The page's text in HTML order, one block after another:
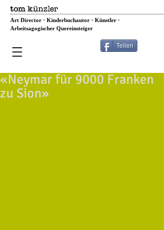
Teilen
Art Director · Kinderbuchautor · Künstler ·
Arbeitsagogischer Quereinsteiger
«Neymar für 9000 Franken
zu Sion»